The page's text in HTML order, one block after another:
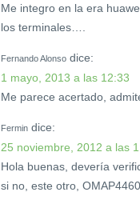
Me integro en la era
los terminales….
Fernando Alonso dice:
1 mayo, 2013 a las 12:33
Me parece acertado,
Fermin dice:
25 noviembre, 2012 a las
Hola buenas, devería
si no, este otro,